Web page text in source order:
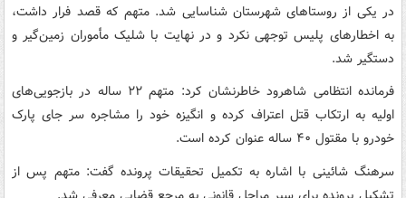
در یکی از روستاهای شهرستان شناسایی شد. متهم که قصد فرار داشت،
به اخطارهای پلیس توجهی نکرد و در نهایت با شلیک مأموران زمین‌گیر و
دستگیر شد.
فرمانده انتظامی شاهرود خاطرنشان کرد: متهم ۲۲ ساله در بازجویی‌های
اولیه به ارتکاب قتل اعتراف کرده و انگیزه خود را مشاجره سر جای پارک
خودرو با مقتول ۴۰ ساله عنوان کرده است.
سرهنگ شائینی با اشاره به تکمیل تحقیقات پرونده گفت: متهم پس از